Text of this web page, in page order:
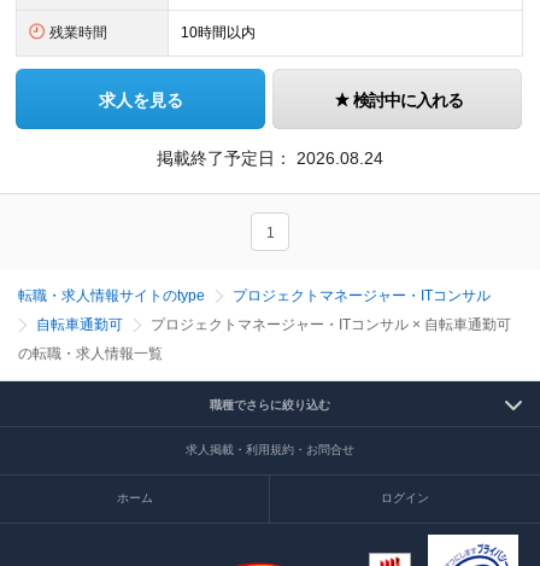
残業時間 10時間以内
求人を見る 検討中に入れる
掲載終了予定日： 2026.08.24
1
転職・求人情報サイトのtype
プロジェクトマネージャー・ITコンサル
自転車通勤可
プロジェクトマネージャー・ITコンサル × 自転車通勤可
の転職・求人情報一覧
職種でさらに絞り込む
求人掲載・利用規約・お問合せ
ホーム ログイン